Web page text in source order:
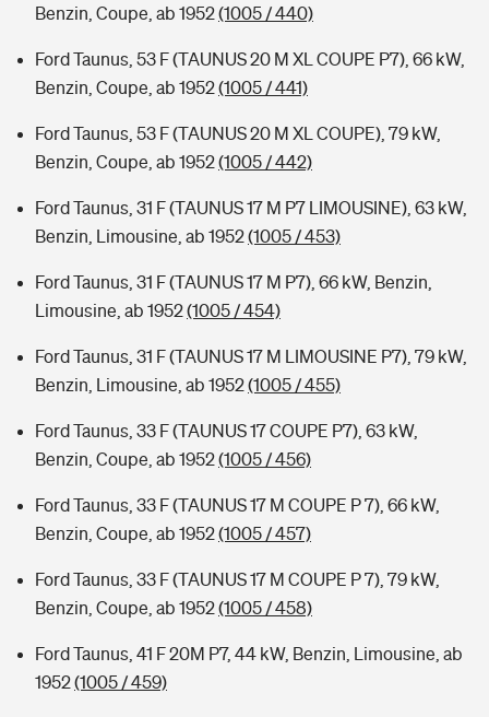
Benzin, Coupe, ab 1952(1005 / 440)
Ford Taunus, 53 F (TAUNUS 20 M XL COUPE P7), 66 kW,
Benzin, Coupe, ab 1952(1005 / 441)
Ford Taunus, 53 F (TAUNUS 20 M XL COUPE), 79 kW,
Benzin, Coupe, ab 1952(1005 / 442)
Ford Taunus, 31 F (TAUNUS 17 M P7 LIMOUSINE), 63 kW,
Benzin, Limousine, ab 1952(1005 / 453)
Ford Taunus, 31 F (TAUNUS 17 M P7), 66 kW, Benzin,
Limousine, ab 1952(1005 / 454)
Ford Taunus, 31 F (TAUNUS 17 M LIMOUSINE P7), 79 kW,
Benzin, Limousine, ab 1952(1005 / 455)
Ford Taunus, 33 F (TAUNUS 17 COUPE P7), 63 kW,
Benzin, Coupe, ab 1952(1005 / 456)
Ford Taunus, 33 F (TAUNUS 17 M COUPE P 7), 66 kW,
Benzin, Coupe, ab 1952(1005 / 457)
Ford Taunus, 33 F (TAUNUS 17 M COUPE P 7), 79 kW,
Benzin, Coupe, ab 1952(1005 / 458)
Ford Taunus, 41 F 20M P7, 44 kW, Benzin, Limousine, ab
1952(1005 / 459)